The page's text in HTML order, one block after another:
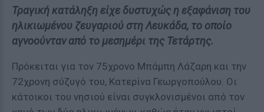
Τραγική κατάληξη είχε δυστυχώς η εξαφάνιση του
ηλικιωμένου ζευγαριού στη Λευκάδα, το οποίο
αγνοούνταν από το μεσημέρι της Τετάρτης.
Πρόκειται για τον 75χρονο Μπάμπη Λάζαρη και την
72χρονη σύζυγό του, Κατερίνα Γεωργοπούλου. Οι
κάτοικοι του νησιού είναι συγκλονισμένοι από τον